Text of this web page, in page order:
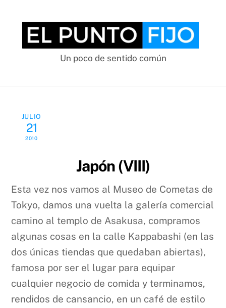
content
Un poco de sentido común
JULIO
21
2010
Japón (VIII)
Esta vez nos vamos al Museo de Cometas de
Tokyo, damos una vuelta la galería comercial
camino al templo de Asakusa, compramos
algunas cosas en la calle Kappabashi (en las
dos únicas tiendas que quedaban abiertas),
famosa por ser el lugar para equipar
cualquier negocio de comida y terminamos,
rendidos de cansancio, en un café de estilo